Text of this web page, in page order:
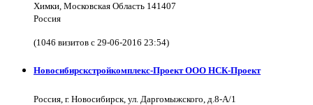
Химки, Московская Область 141407
Россия
(1046 визитов с 29-06-2016 23:54)
Новосибирскстройкомплекс-Проект ООО НСК-Проект
Россия, г. Новосибирск, ул. Даргомыжского, д.8-А/1